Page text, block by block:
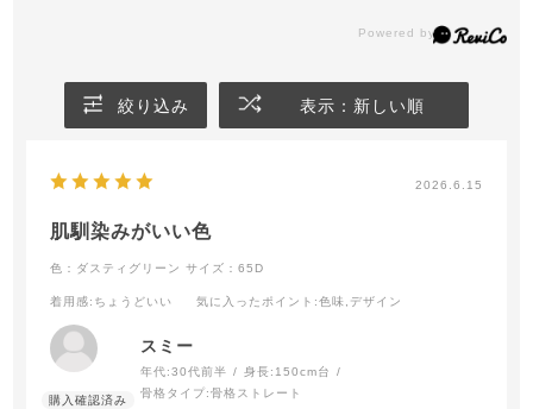
絞り込み 表示：新しい順
2026.6.15
肌馴染みがいい色
色：ダスティグリーン サイズ：65D
着用感:ちょうどいい 気に入ったポイント :色味,デザイン
スミー
年代:30代前半 身長: 150cm台
骨格タイプ:骨格ストレート